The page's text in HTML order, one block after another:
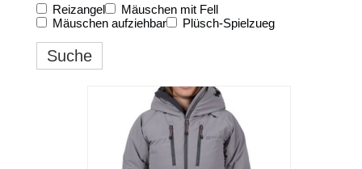
Reizangel
Mäuschen mit Fell
Mäuschen aufziehbar
Plüsch-Spielzueg
Suche